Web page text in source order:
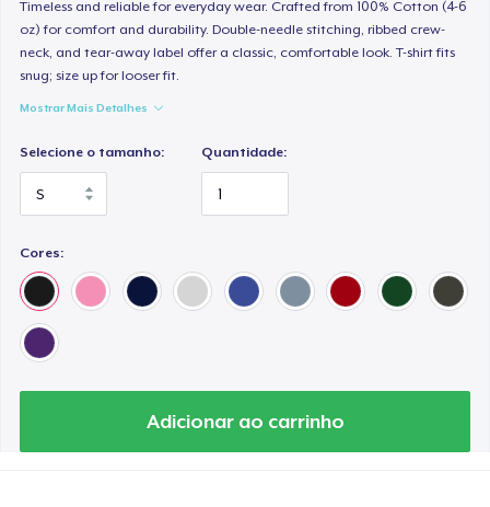
Timeless and reliable for everyday wear. Crafted from 100% Cotton (4-6
oz) for comfort and durability. Double-needle stitching, ribbed crew-
neck, and tear-away label offer a classic, comfortable look. T-shirt fits
snug; size up for looser fit.
Mostrar Mais Detalhes
Selecione o tamanho: Quantidade:
Cores:
Adicionar ao carrinho
Premium Long Sleeve Tee
US$ 29,99
US$ 25,49
Classic Tank Top
US$ 27,49
Premium V-Neck Tee
US$ 40,99